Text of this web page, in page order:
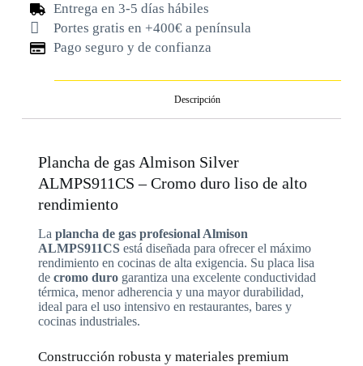
Entrega en 3-5 días hábiles
Portes gratis en +400€ a península
Pago seguro y de confianza
Descripción
Plancha de gas Almison Silver
ALMPS911CS – Cromo duro liso de alto
rendimiento
La plancha de gas profesional Almison
ALMPS911CSestá diseñada para ofrecer el máximo
rendimiento en cocinas de alta exigencia. Su placa lisa
de cromo durogarantiza una excelente conductividad
térmica, menor adherencia y una mayor durabilidad,
ideal para el uso intensivo en restaurantes, bares y
cocinas industriales.
Construcción robusta y materiales premium